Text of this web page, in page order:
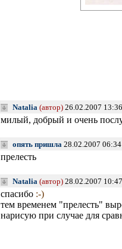
Natalia (автор) 26.02.2007
милый, добрый и очень
опять пришла 28.02.2007
прелесть
Natalia (автор) 28.02.2007
спасибо :-)
тем временем "прелесть"
нарисую при случае для